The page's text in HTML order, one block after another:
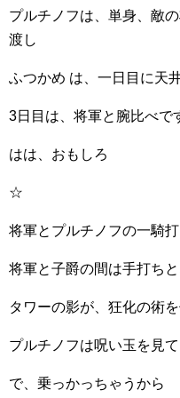
プルチノフは、単身、敵
渡し
ふつかめ は、一日目に天
3日目は、将軍と腕比べで
はは、おもしろ
☆
将軍とプルチノフの一騎
将軍と子爵の間は手打ち
タワーの影が、狂化の術
プルチノフは呪い玉を見
で、乗っかっちゃうから